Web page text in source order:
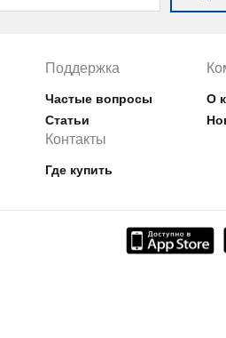
Поддержка
Частые вопросы
Статьи
О
Контакты
Где купить